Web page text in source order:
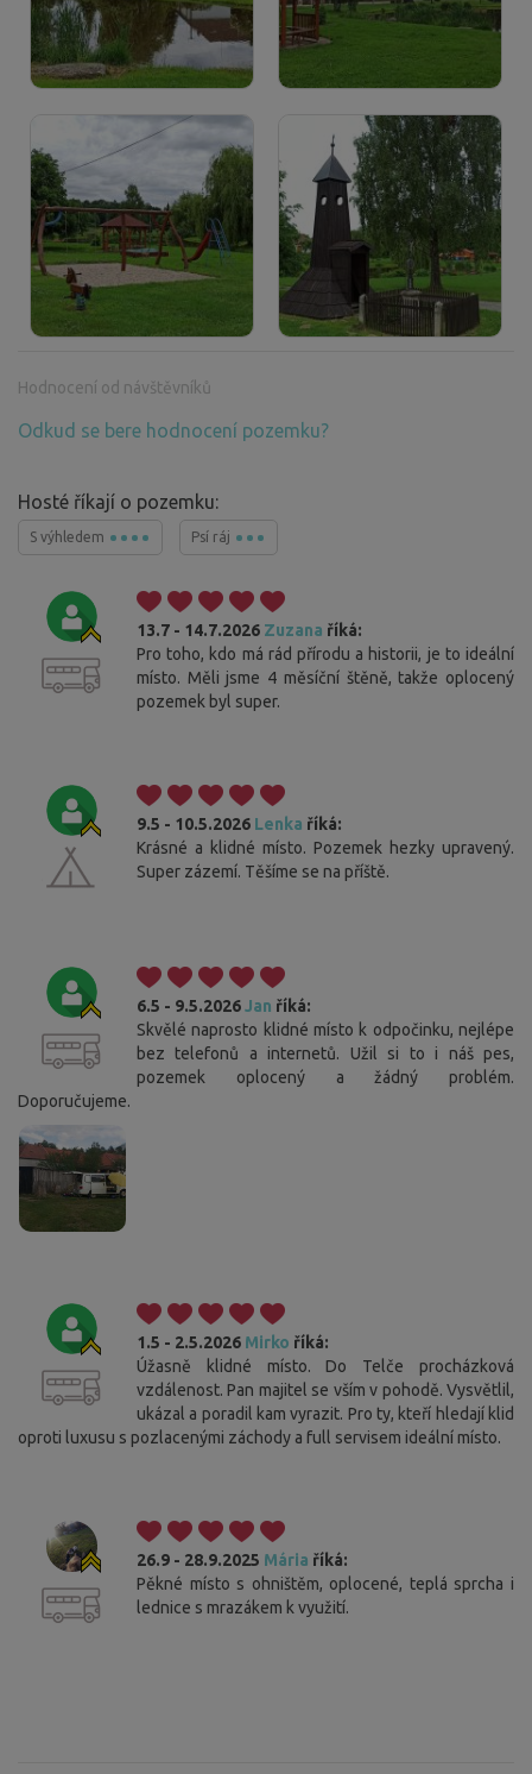
Hodnocení od návštěvníků
Odkud se bere hodnocení pozemku?
Hosté říkají o pozemku:
S výhledem Psí ráj
13.7 - 14.7.2026 Zuzana říká:
Pro toho, kdo má rád přírodu a historii, je to ideální
místo. Měli jsme 4 měsíční štěně, takže oplocený
pozemek byl super.
9.5 - 10.5.2026 Lenka říká:
Krásné a klidné místo. Pozemek hezky upravený.
Super zázemí. Těšíme se na příště.
6.5 - 9.5.2026Jan říká:
Skvělé naprosto klidné místo k odpočinku, nejlépe
bez telefonů a internetů. Užil si to i náš pes,
pozemek oplocený a žádný problém.
Doporučujeme.
1.5 - 2.5.2026 Mirko říká:
Úžasně klidné místo. Do Telče procházková
vzdálenost. Pan majitel se vším v pohodě. Vysvětlil,
ukázal a poradil kam vyrazit. Pro ty, kteří hledají klid
oproti luxusu s pozlacenými záchody a full servisem ideální místo.
26.9 - 28.9.2025 Mária říká:
Pěkné místo s ohništěm, oplocené, teplá sprcha i
lednice s mrazákem k využití.